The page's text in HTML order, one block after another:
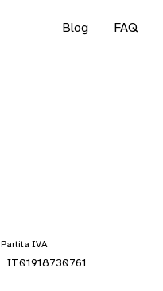
Blog FAQ
Partita IVA
IT01918730761